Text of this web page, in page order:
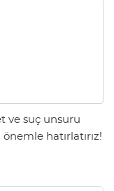
ve suç unsuru
hatırlatırız!